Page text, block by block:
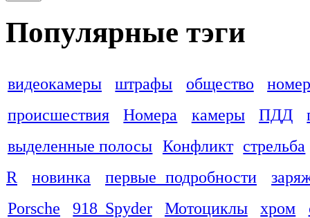
Популярные тэги
видеокамеры штрафы общество
происшествия
Номера камеры ПДД
выделенные полосы Конфликт стрельба
R
новинка первые подробности
Porsche
918 Spyder Мотоциклы хром